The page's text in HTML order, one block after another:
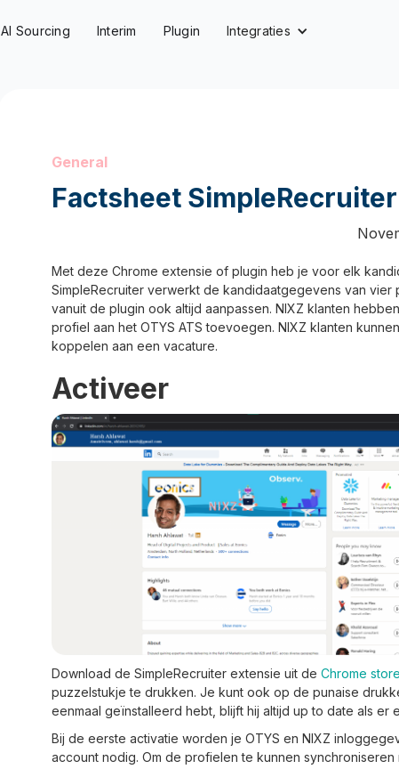
AI Sourcing Interim Plugin Integraties
General
Factsheet SimpleRecruiter
Met deze Chrome extensie of plugin heb je voor elk
SimpleRecruiter verwerkt de kandidaatgegevens van
vanuit de plugin ook altijd aanpassen. NIXZ klanten
profiel aan het OTYS ATS toevoegen. NIXZ klanten
koppelen aan een vacature.
Activeer
Download de SimpleRecruiter extensie uit de Chrome store
puzzelstukje te drukken. Je kunt ook op de punaise
eenmaal geïnstalleerd hebt, blijft hij altijd up to date als er
Bij de eerste activatie worden je OTYS en NIXZ
account nodig. Om de profielen te kunnen